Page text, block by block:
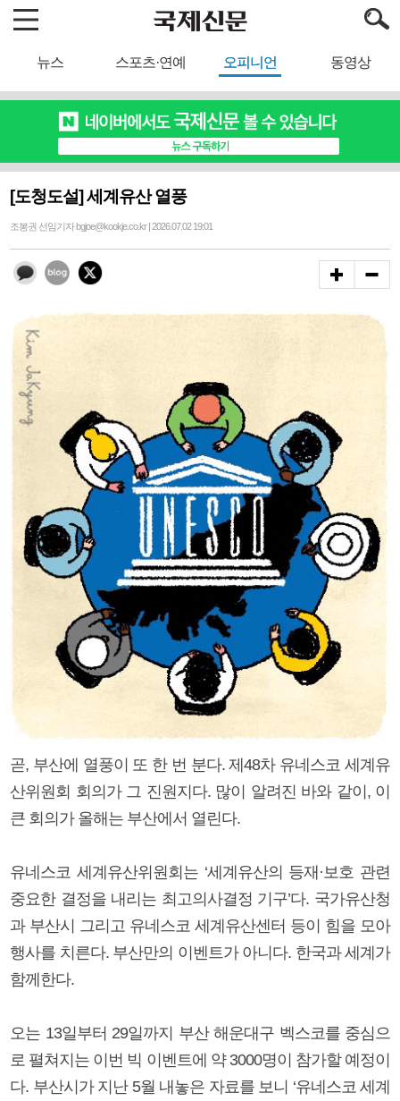
뉴스 스포츠·연예 오피니언 동영상
[도청도설] 세계유산 열풍
조봉권 선임기자 bgjoe@kookje.co.kr | 2026.07.02 19:01
곧, 부산에 열풍이 또 한 번 분다. 제48차 유네스코 세계유
산위원회 회의가 그 진원지다. 많이 알려진 바와 같이, 이
큰 회의가 올해는 부산에서 열린다.
유네스코 세계유산위원회는 ‘세계유산의 등재·보호 관련
중요한 결정을 내리는 최고의사결정 기구’다. 국가유산청
과 부산시 그리고 유네스코 세계유산센터 등이 힘을 모아
행사를 치른다. 부산만의 이벤트가 아니다. 한국과 세계가
함께한다.
오는 13일부터 29일까지 부산 해운대구 벡스코를 중심으
로 펼쳐지는 이번 빅 이벤트에 약 3000명이 참가할 예정이
다. 부산시가 지난 5월 내놓은 자료를 보니 ‘유네스코 세계